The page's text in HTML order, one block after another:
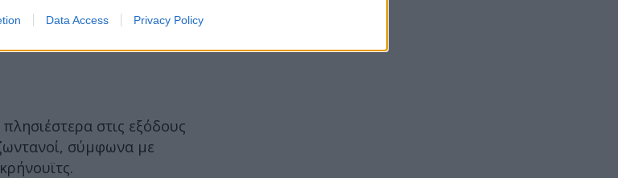
Data Access Privacy Policy
στις εξόδους
σύμφωνα με